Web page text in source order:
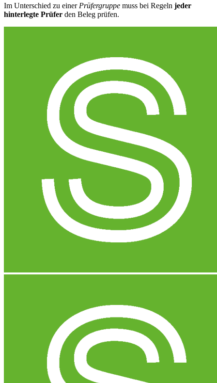
Im Unterschied zu einer Prüfergruppe muss bei Regeln jeder
hinterlegte Prüfer den Beleg prüfen.